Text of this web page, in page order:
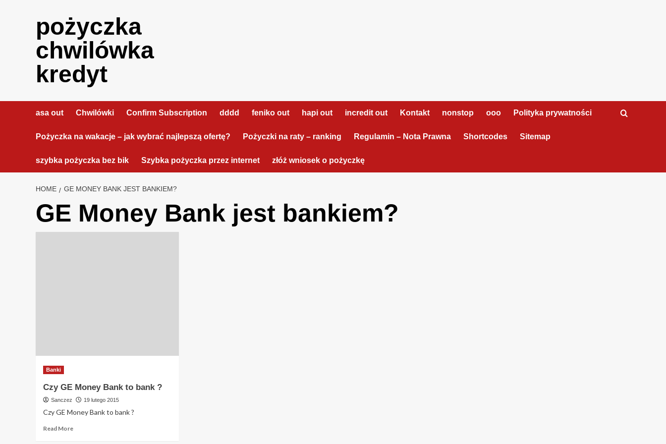
pożyczka
chwilówka
kredyt
asa out Chwilówki Confirm Subscription dddd feniko out hapi out incredit out Kontakt nonstop ooo Polityka prywatności
Pożyczka na wakacje – jak wybrać najlepszą ofertę? Pożyczki na raty – ranking Regulamin – Nota Prawna Shortcodes Sitemap
szybka pożyczka bez bik Szybka pożyczka przez internet złóż wniosek o pożyczkę
HOME GE MONEY BANK JEST BANKIEM?
GE Money Bank jest bankiem?
Banki
Czy GE Money Bank to bank ?
Sanczez 19 lutego 2015
Czy GE Money Bank to bank ?
Read MoreRead